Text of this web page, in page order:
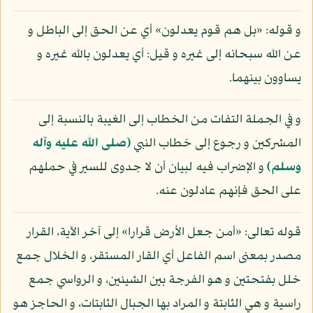
و قوله: «بل هم قوم يعدلون» أي عن الحق إلى الباطل و
عن الله سبحانه إلى غيره و قيل: أي يعدلون بالله غيره و
يساوون بينهما.
و في الجملة التفات من الخطاب إلى الغيبة بالنسبة إلى
المشركين و رجوع إلى خطاب النبي(صلى الله عليه وآله
وسلم)و الإضراب فيه لبيان أن لا جدوى للسير في حملهم
على الحق فإنهم عادلون عنه.
قوله تعالى: «أمن جعل الأرض قرارا» إلى آخر الآية، القرار
مصدر بمعنى اسم الفاعل أي القار المستقر، و الخلال جمع
خلل بفتحتين و هو الفرجة بين الشيئين، و الرواسي جمع
راسية و هي الثابتة و المراد بها الجبال الثابتات، و الحاجز هو